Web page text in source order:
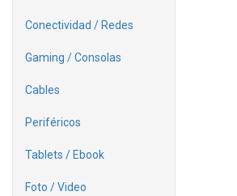
Conectividad / Redes
Gaming / Consolas
Cables
Periféricos
Tablets / Ebook
Foto / Video